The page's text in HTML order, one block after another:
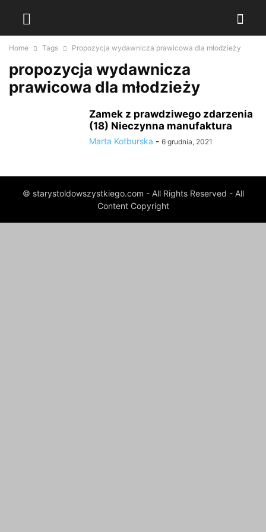
Home Tags Propozycja wydawnicza prawicowa dla młodzieży
propozycja wydawnicza
prawicowa dla młodzieży
Zamek z prawdziwego zdarzenia
(18) Nieczynna manufaktura
Marta Kotburska - 6 grudnia, 2021
© starystoldowszystkiego.com - All Rights Reserved - All
Content Copyright